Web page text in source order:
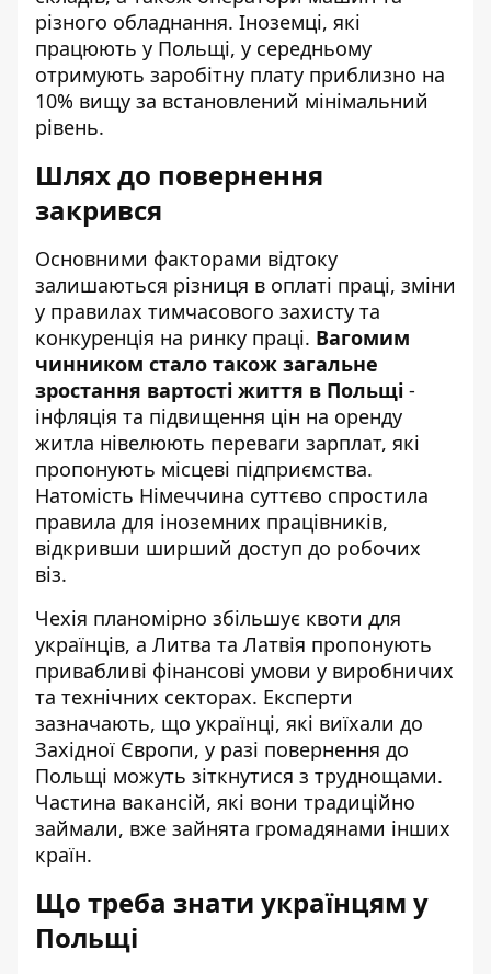
різного обладнання. Іноземці, які
працюють у Польщі, у середньому
отримують заробітну плату приблизно на
10% вищу за встановлений мінімальний
рівень.
Шлях до повернення
закрився
Основними факторами відтоку
залишаються різниця в оплаті праці, зміни
у правилах тимчасового захисту та
конкуренція на ринку праці. Вагомим
чинником стало також загальне
зростання вартості життя в Польщі -
інфляція та підвищення цін на оренду
житла нівелюють переваги зарплат, які
пропонують місцеві підприємства.
Натомість Німеччина суттєво спростила
правила для іноземних працівників,
відкривши ширший доступ до робочих
віз.
Чехія планомірно збільшує квоти для
українців, а Литва та Латвія пропонують
привабливі фінансові умови у виробничих
та технічних секторах. Експерти
зазначають, що українці, які виїхали до
Західної Європи, у разі повернення до
Польщі можуть зіткнутися з труднощами.
Частина вакансій, які вони традиційно
займали, вже зайнята громадянами інших
країн.
Що треба знати українцям у
Польщі